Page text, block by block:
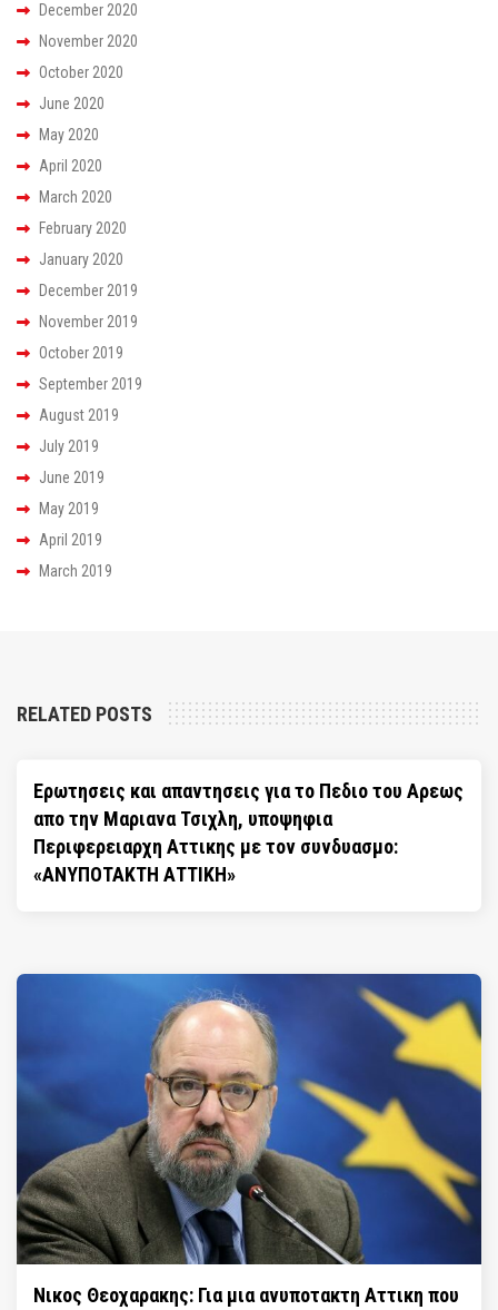
December 2020
November 2020
October 2020
June 2020
May 2020
April 2020
March 2020
February 2020
January 2020
December 2019
November 2019
October 2019
September 2019
August 2019
July 2019
June 2019
May 2019
April 2019
March 2019
RELATED POSTS
Ερωτησεις και απαντησεις για το Πεδιο του Αρεως
απο την Μαριανα Τσιχλη, υποψηφια
Περιφερειαρχη Αττικης με τον συνδυασμο:
«ΑΝΥΠΟΤΑΚΤΗ ΑΤΤΙΚΗ»
Νικος Θεοχαρακης: Για μια ανυποτακτη Αττικη που